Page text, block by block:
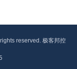
reserved. 极客邦控